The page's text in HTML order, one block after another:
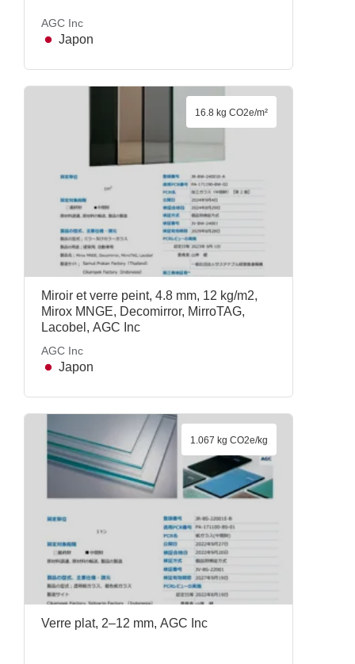
AGC Inc
Japon
Miroir et verre peint, 4.8 mm, 12 kg/m2,
Mirox MNGE, Decomirror, MirroTAG,
Lacobel, AGC Inc
AGC Inc
Japon
16.8 kg CO2e/m²
Verre plat, 2–12 mm, AGC Inc
1.067 kg CO2e/kg